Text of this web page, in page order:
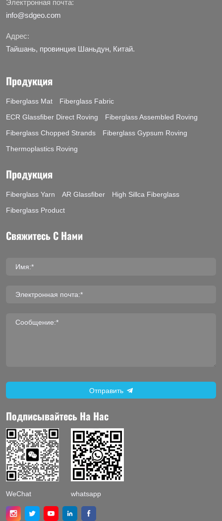
Электронная почта:
info@sdgeo.com
Адрес:
Тайшань, провинция Шаньдун, Китай.
Продукция
Fiberglass Mat
Fiberglass Fabric
ECR Glassfiber Direct Roving
Fiberglass Assembled Roving
Fiberglass Chopped Strands
Fiberglass Gypsum Roving
Thermoplastics Roving
Продукция
Fiberglass Yarn AR Glassfiber
High Sillca Fiberglass
Fiberglass Product
Свяжитесь С Нами
Имя:*
Электронная почта:*
Сообщение:*
Отправить
Подписывайтесь На Нас
WeChat whatsapp